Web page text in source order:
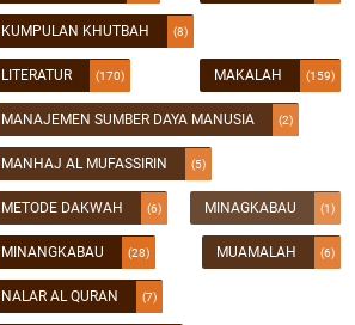
KUMPULAN KHUTBAH (8)
LITERATUR (170) MAKALAH (159)
MANAJEMEN SUMBER DAYA MANUSIA (2)
MANHAJ AL MUFASSIRIN (5)
METODE DAKWAH (6) MINAGKABAU (1)
MINANGKABAU (28) MUAMALAH (6)
NALAR AL QURAN (7)